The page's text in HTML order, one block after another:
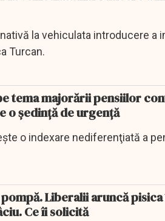
la vehiculata introducere a
Turcan.
tema majorării pensiilor
o şedinţă de urgenţă
o indexare nediferenţiată a
Liberalii aruncă
Ce îi solicită